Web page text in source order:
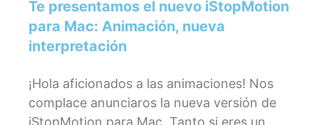
Te presentamos el nuevo iStopMotion
para Mac: Animación, nueva
interpretación
¡Hola aficionados a las animaciones! Nos
complace anunciaros la nueva versión de
iStopMotion para Mac. Tanto si eres un